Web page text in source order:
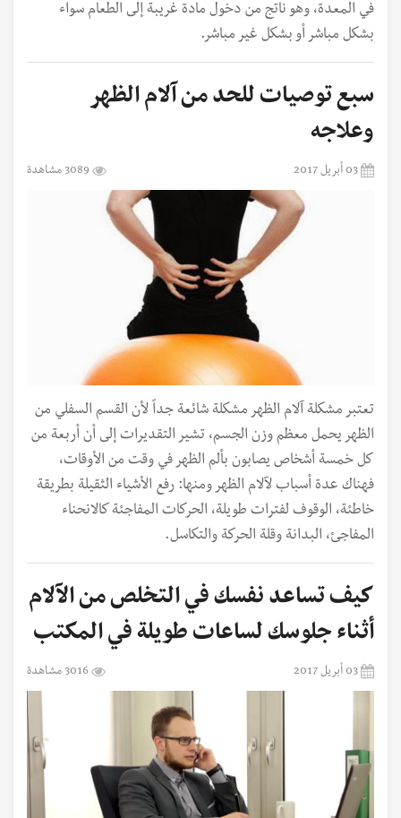
في المعدة، وهو ناتج من دخول مادة غريبة إلى الطعام سواء
بشكل مباشر أو بشكل غير مباشر.
سبع توصيات للحد من آلام الظهر
وعلاجه
03 أبريل 2017 3089 مشاهدة
تعتبر مشكلة آلام الظهر مشكلة شائعة جداً لأن القسم السفلي من
الظهر يحمل معظم وزن الجسم، تشير التقديرات إلى أن أربعة من
كل خمسة أشخاص يصابون بألم الظهر في وقت من الأوقات،
فهناك عدة أسباب لآلام الظهر ومنها: رفع الأشياء الثقيلة بطريقة
خاطئة، الوقوف لفترات طويلة، الحركات المفاجئة كالانحناء
المفاجئ، البدانة وقلة الحركة والتكاسل.
كيف تساعد نفسك في التخلص من الآلام
أثناء جلوسك لساعات طويلة في المكتب
03 أبريل 2017 3016 مشاهدة